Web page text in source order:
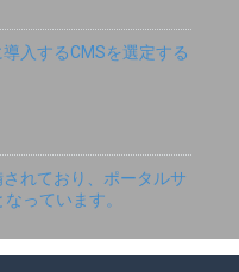
入するCMSを選定する
れており、ポータルサ
っています。